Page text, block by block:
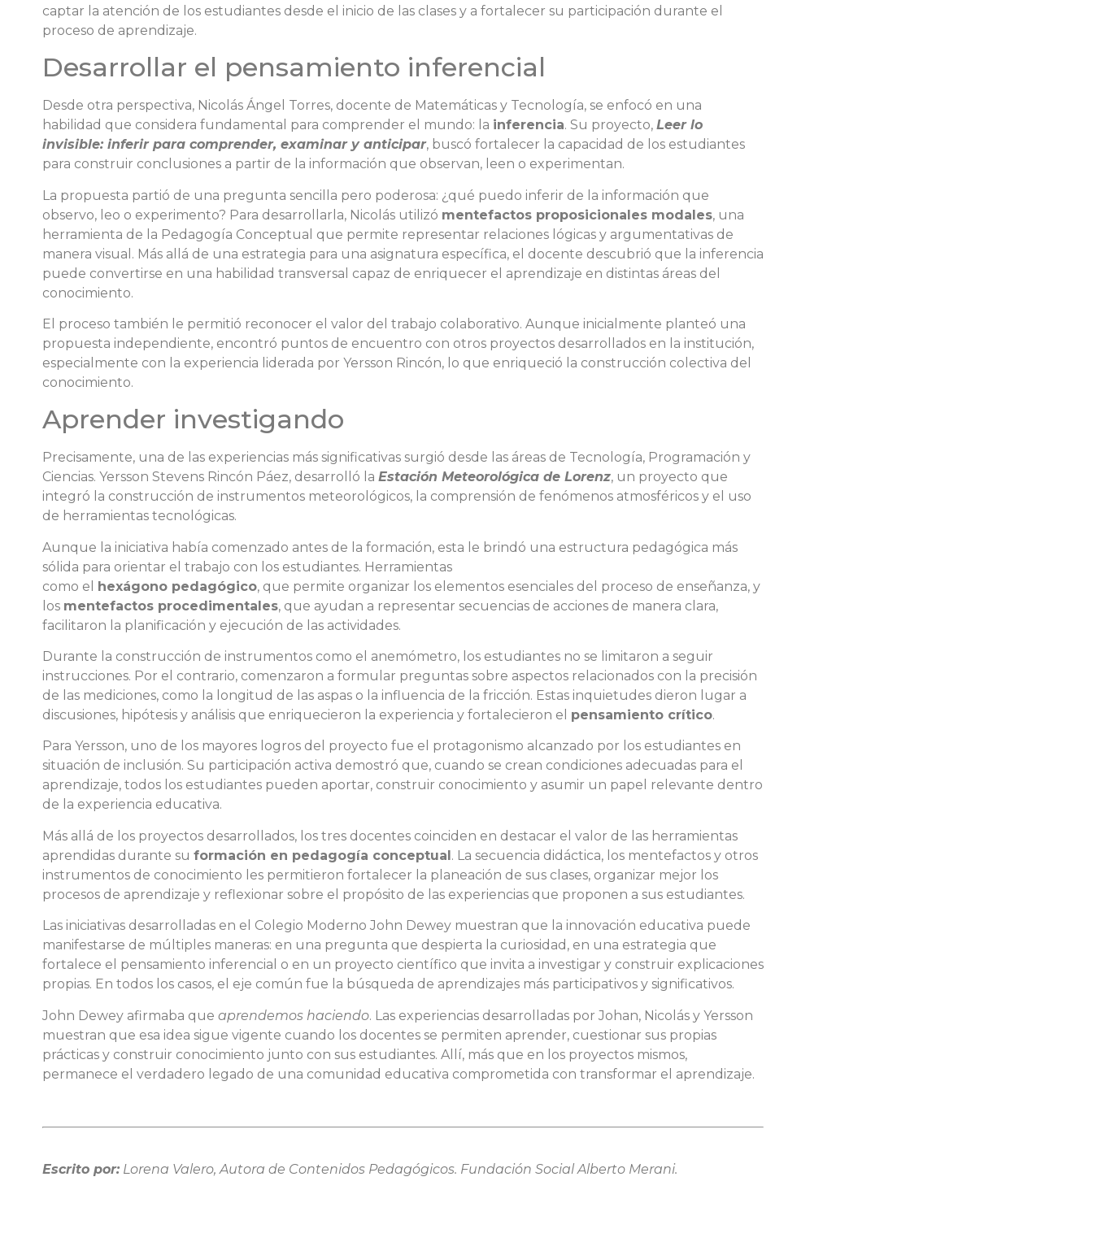
captar la atención de los estudiantes desde el inicio de las clases y a fortalecer su participación durante el
proceso de aprendizaje.
Desarrollar el pensamiento inferencial
Desde otra perspectiva, Nicolás Ángel Torres, docente de Matemáticas y Tecnología, se enfocó en una
habilidad que considera fundamental para comprender el mundo: la inferencia. Su proyecto, Leer lo
invisible: inferir para comprender, examinar y anticipar, buscó fortalecer la capacidad de los estudiantes
para construir conclusiones a partir de la información que observan, leen o experimentan.
La propuesta partió de una pregunta sencilla pero poderosa: ¿qué puedo inferir de la información que
observo, leo o experimento? Para desarrollarla, Nicolás utilizó mentefactos proposicionales modales, una
herramienta de la Pedagogía Conceptual que permite representar relaciones lógicas y argumentativas de
manera visual. Más allá de una estrategia para una asignatura específica, el docente descubrió que la inferencia
puede convertirse en una habilidad transversal capaz de enriquecer el aprendizaje en distintas áreas del
conocimiento.
El proceso también le permitió reconocer el valor del trabajo colaborativo. Aunque inicialmente planteó una
propuesta independiente, encontró puntos de encuentro con otros proyectos desarrollados en la institución,
especialmente con la experiencia liderada por Yersson Rincón, lo que enriqueció la construcción colectiva del
conocimiento.
Aprender investigando
Precisamente, una de las experiencias más significativas surgió desde las áreas de Tecnología, Programación y
Ciencias. Yersson Stevens Rincón Páez, desarrolló la Estación Meteorológica de Lorenz, un proyecto que
integró la construcción de instrumentos meteorológicos, la comprensión de fenómenos atmosféricos y el uso
de herramientas tecnológicas.
Aunque la iniciativa había comenzado antes de la formación, esta le brindó una estructura pedagógica más
sólida para orientar el trabajo con los estudiantes. Herramientas
como el hexágono pedagógico, que permite organizar los elementos esenciales del proceso de enseñanza, y
los mentefactos procedimentales, que ayudan a representar secuencias de acciones de manera clara,
facilitaron la planificación y ejecución de las actividades.
Durante la construcción de instrumentos como el anemómetro, los estudiantes no se limitaron a seguir
instrucciones. Por el contrario, comenzaron a formular preguntas sobre aspectos relacionados con la precisión
de las mediciones, como la longitud de las aspas o la influencia de la fricción. Estas inquietudes dieron lugar a
discusiones, hipótesis y análisis que enriquecieron la experiencia y fortalecieron el pensamiento crítico.
Para Yersson, uno de los mayores logros del proyecto fue el protagonismo alcanzado por los estudiantes en
situación de inclusión. Su participación activa demostró que, cuando se crean condiciones adecuadas para el
aprendizaje, todos los estudiantes pueden aportar, construir conocimiento y asumir un papel relevante dentro
de la experiencia educativa.
Más allá de los proyectos desarrollados, los tres docentes coinciden en destacar el valor de las herramientas
aprendidas durante su formación en pedagogía conceptual. La secuencia didáctica, los mentefactos y otros
instrumentos de conocimiento les permitieron fortalecer la planeación de sus clases, organizar mejor los
procesos de aprendizaje y reflexionar sobre el propósito de las experiencias que proponen a sus estudiantes.
Las iniciativas desarrolladas en el Colegio Moderno John Dewey muestran que la innovación educativa puede
manifestarse de múltiples maneras: en una pregunta que despierta la curiosidad, en una estrategia que
fortalece el pensamiento inferencial o en un proyecto científico que invita a investigar y construir explicaciones
propias. En todos los casos, el eje común fue la búsqueda de aprendizajes más participativos y significativos.
John Dewey afirmaba que aprendemos haciendo. Las experiencias desarrolladas por Johan, Nicolás y Yersson
muestran que esa idea sigue vigente cuando los docentes se permiten aprender, cuestionar sus propias
prácticas y construir conocimiento junto con sus estudiantes. Allí, más que en los proyectos mismos,
permanece el verdadero legado de una comunidad educativa comprometida con transformar el aprendizaje.
Escrito por: Lorena Valero, Autora de Contenidos Pedagógicos. Fundación Social Alberto Merani.